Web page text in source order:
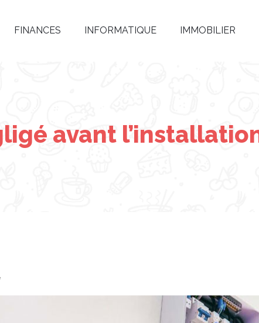
FINANCES INFORMATIQUE IMMOBILIER
avant l’installation